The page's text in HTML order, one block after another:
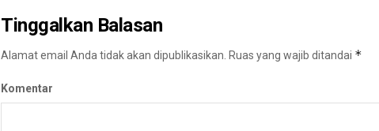
Tinggalkan Balasan
Alamat email Anda tidak akan dipublikasikan. Ruas yang wajib ditandai *
Komentar